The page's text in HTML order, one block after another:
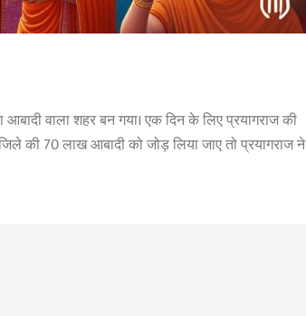
वाला शहर बन गया। एक दिन के लिए प्रयागराज की
की 70 लाख आबादी को जोड़ लिया जाए तो प्रयागराज ने